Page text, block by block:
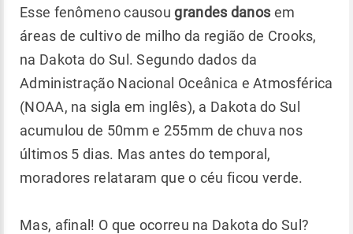
Esse fenômeno causougrandes danos em
áreas de cultivo de milho da região de Crooks,
na Dakota do Sul. Segundo dados da
Administração Nacional Oceânica e Atmosférica
(NOAA, na sigla em inglês), a Dakota do Sul
acumulou de 50mm e 255mm de chuva nos
últimos 5 dias. Mas antes do temporal,
moradores relataram que o céu ficou verde.
Mas, afinal! O que ocorreu na Dakota do Sul?